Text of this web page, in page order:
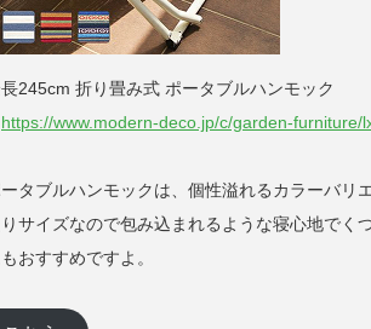
245cm 折り畳み式 ポータブルハンモック
https://www.modern-deco.jp/c/garden-furniture/
タブルハンモックは、個性溢れるカラーバリ
サイズなので包み込まれるような寝心地でく
おすすめですよ。